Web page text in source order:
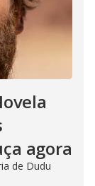
agora
de Dudu